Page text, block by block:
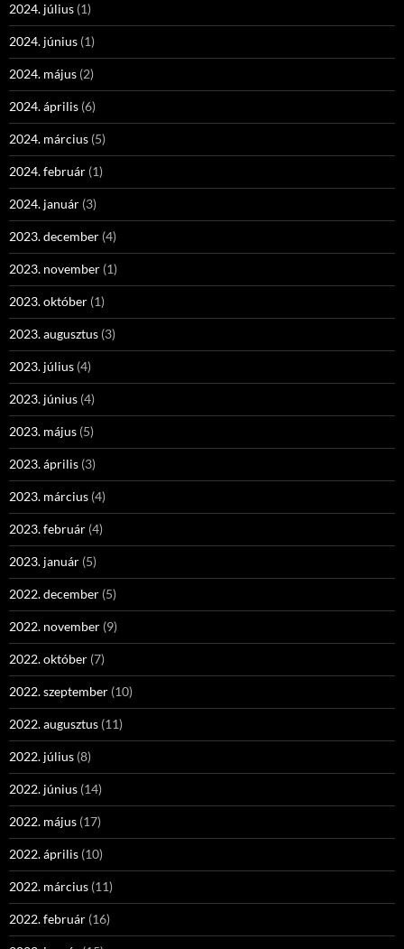
2024. július (1)
2024. június (1)
2024. május (2)
2024. április (6)
2024. március (5)
2024. február (1)
2024. január (3)
2023. december (4)
2023. november (1)
2023. október (1)
2023. augusztus (3)
2023. július (4)
2023. június (4)
2023. május (5)
2023. április (3)
2023. március (4)
2023. február (4)
2023. január (5)
2022. december (5)
2022. november (9)
2022. október (7)
2022. szeptember (10)
2022. augusztus (11)
2022. július (8)
2022. június (14)
2022. május (17)
2022. április (10)
2022. március (11)
2022. február (16)